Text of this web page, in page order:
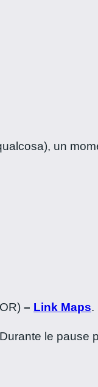
un
– Link Maps.
le pause